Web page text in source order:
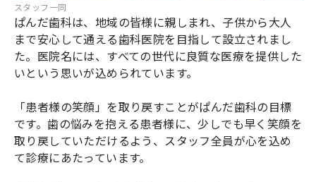
スタッフ一同
ぱんだ歯科は、地域の皆様に親しまれ、子供から大人
まで安心して通える歯科医院を目指して設立されまし
た。医院名には、すべての世代に良質な医療を提供した
いという思いが込められています。
「患者様の笑顔」を取り戻すことがぱんだ歯科の目標
です。歯の悩みを抱える患者様に、少しでも早く笑顔を
取り戻していただけるよう、スタッフ全員が心を込め
て診療にあたっています。